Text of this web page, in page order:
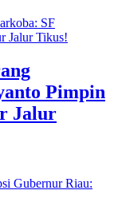
Pimpin
Jalur